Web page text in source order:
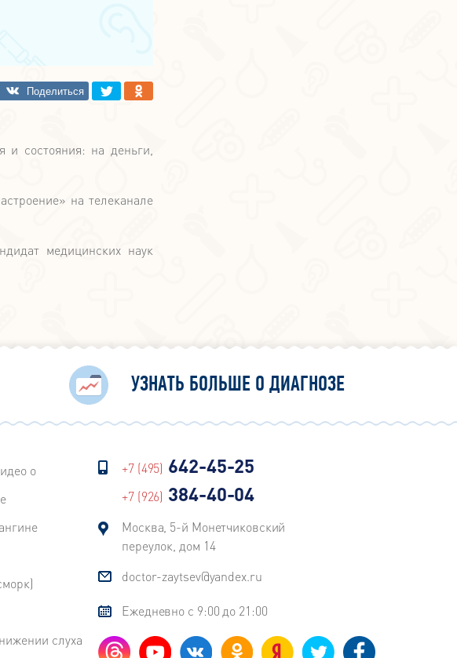
состояния: на деньги,
на телеканале
медицинских наук
УЗНАТЬ БОЛЬШЕ О ДИАГНОЗЕ
о
слуха
+7 (495) 642-45-25
+7 (926) 384-40-04
Москва, 5-й Монетчиковский
переулок, дом 14
doctor-zaytsev@yandex.ru
Ежедневно с 9:00 до 21:00